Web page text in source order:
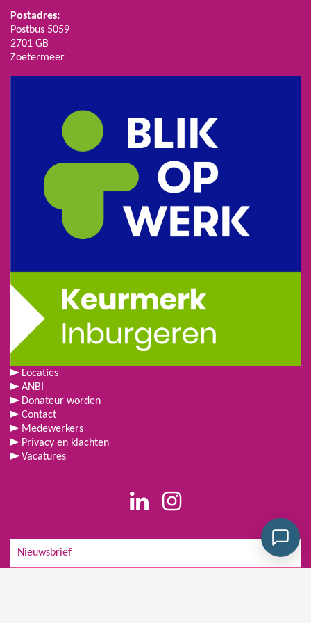
Postadres:
Postbus 5059
2701 GB
Zoetermeer
Locaties
ANBI
Donateur worden
Contact
Medewerkers
Privacy en klachten
Vacatures